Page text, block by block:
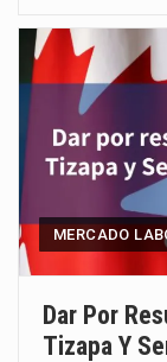
MERCADO
Dar Por
Tizapa Y